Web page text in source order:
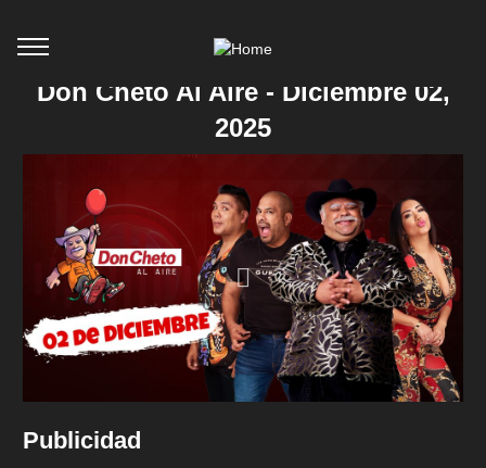
Don Cheto Al Aire - Diciembre 02,
2025
Publicidad